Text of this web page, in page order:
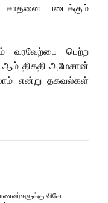
சாதனை படைக்கும்
வரவேற்பை பெற்ற
ஆம் திகதி அமேசான்
என்று தகவல்கள்
விசேட